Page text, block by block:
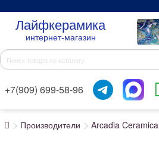
Лайфкерамика
интернет-магазин
+7(909) 699-58-96
Производители Arcadia Ceramica